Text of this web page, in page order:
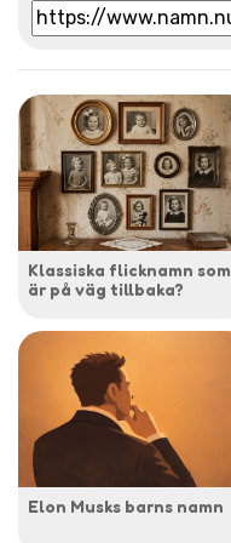
Klassiska flicknamn som
är på väg tillbaka?
Elon Musks barns namn